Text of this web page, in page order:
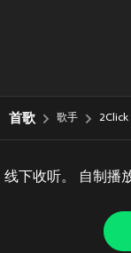
首歌 歌手 2Click
线下收听。 自制播